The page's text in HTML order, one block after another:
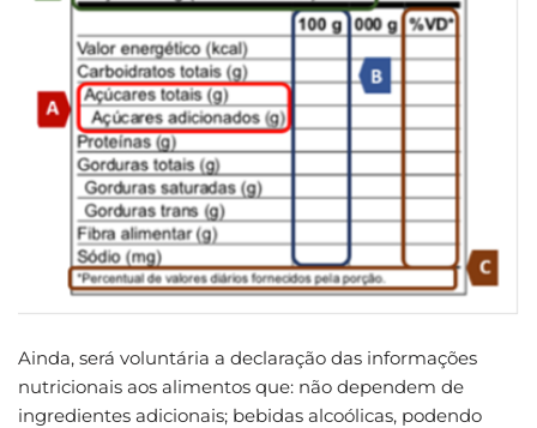
Ainda, será voluntária a declaração das informações
nutricionais aos alimentos que: não dependem de
ingredientes adicionais; bebidas alcoólicas, podendo